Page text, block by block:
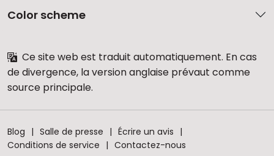
Color scheme
Ce site web est traduit automatiquement. En cas
de divergence, la version anglaise prévaut comme
source principale.
Blog Salle de presse
Écrire un avis
Conditions de service
Contactez-nous